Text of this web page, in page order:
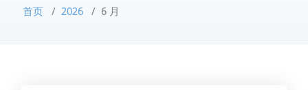
首页 / 2026 / 6 月